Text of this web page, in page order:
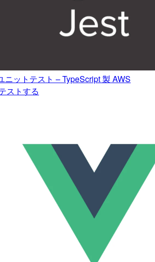
ニットテスト – TypeScript 製 AWS
ストする